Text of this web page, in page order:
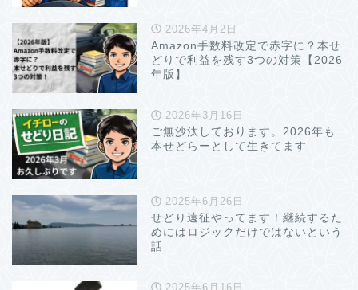
2026年4月2日
Amazon手数料改定で赤字に？本せ
どりで利益を残す3つの対策【2026
年版】
2026年3月16日
ご無沙汰しております。2026年も
本せどらーとして生きてます
2025年6月26日
せどり遠征やってます！継続するた
めにはロジックだけではないという
話
2025年6月16日